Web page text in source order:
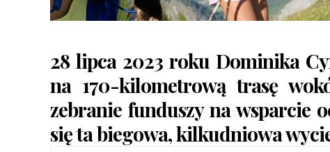
28 lipca 2023 roku Dominika
na 170-kilometrową trasę
zebranie funduszy na wsparcie
się ta biegowa, kilkudniowa